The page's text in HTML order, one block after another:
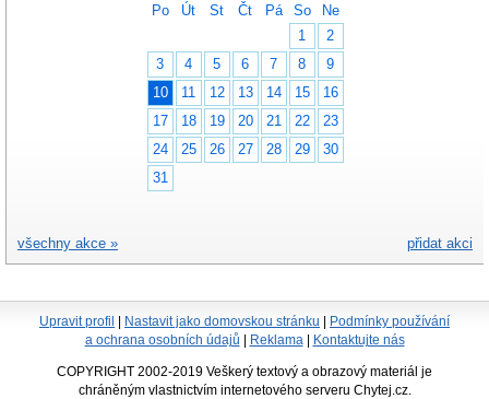
Po Út St Čt Pá So
Ne
1
2
3
4 5 6 7 8
9
10
11 12 13 14 15
16
17
18 19 20 21 22
23
24
25 26 27 28 29
30
31
přidat akci
všechny akce »
Upravit profil Nastavit jako domovskou stránku
Podmínky používání
a ochrana osobních údajů
Reklama Kontaktujte nás
COPYRIGHT 2002-2019 Veškerý textový a obrazový materiál je
chráněným vlastnictvím internetového serveru Chytej.cz.